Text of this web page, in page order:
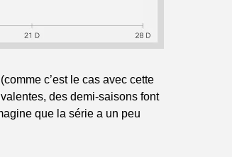
c’est le cas avec cette
des demi-saisons font
que la série a un peu